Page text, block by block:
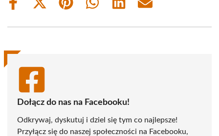
Share
Share
(Twitter)
Share
Share
Share
Share
Dołącz do nas na Facebooku!
Odkrywaj, dyskutuj i dziel się tym co najlepsze!
Przyłącz się do naszej społeczności na Facebooku,